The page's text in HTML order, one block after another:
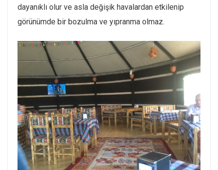
dayanıklı olur ve asla değişik havalardan etkilenip
görünümde bir bozulma ve yıpranma olmaz.